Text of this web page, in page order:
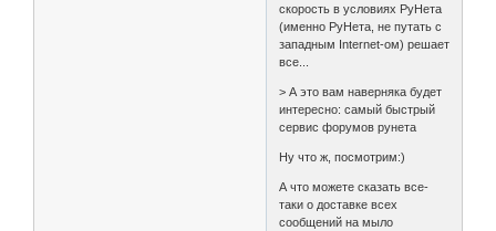
скорость в условиях РуНета
(именно РуНета, не путать с
западным Internet-ом) решает
все...
> А это вам наверняка будет
интересно: cамый быстрый
сервис форумов рунета
Ну что ж, посмотрим:)
А что можете сказать все-
таки о доставке всех
сообщений на мыло